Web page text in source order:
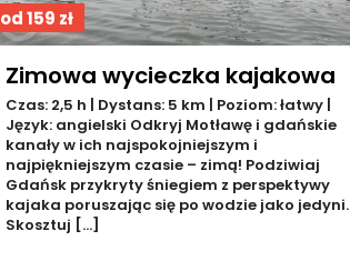
od 159 zł
Zimowa wycieczka kajakowa
Czas: 2,5 h | Dystans: 5 km | Poziom: łatwy |
Język: angielski Odkryj Motławę i gdańskie
kanały w ich najspokojniejszym i
najpiękniejszym czasie – zimą! Podziwiaj
Gdańsk przykryty śniegiem z perspektywy
kajaka poruszając się po wodzie jako jedyni.
Skosztuj […]